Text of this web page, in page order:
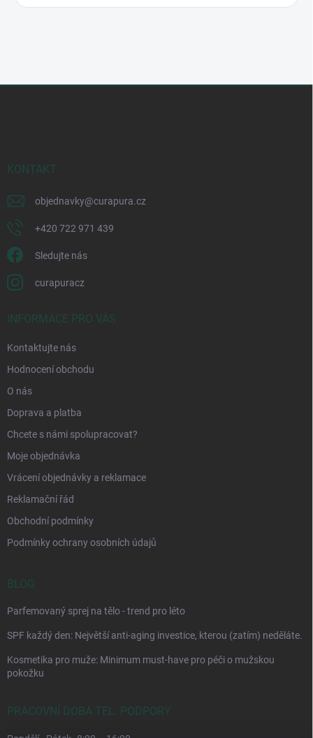
KONTAKT
objednavky@curapura.cz
+420 722 971 439
Sledujte nás
curapuracz
INFORMACE PRO VÁS
Kontaktujte nás
Hodnocení obchodu
O nás
Doprava a platba
Chcete s námi spolupracovat?
Moje objednávka
Vrácení objednávky a reklamace
Reklamační řád
Obchodní podmínky
Podmínky ochrany osobních údajů
BLOG
Parfemovaný sprej na tělo - trend pro léto
SPF každý den: Největší anti-aging investice, kterou (zatím) neděláte.
Kosmetika pro muže: Minimum must-have pro péči o mužskou
pokožku
PRACOVNÍ DOBA TEL. PODPORY